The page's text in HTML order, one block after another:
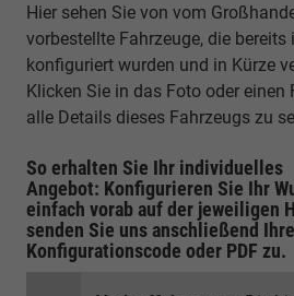
Hier sehen Sie von vom
vorbestellte Fahrzeuge, die
konfiguriert wurden und in Kürze
Klicken Sie in das Foto oder einen
alle Details dieses Fahrzeugs zu
So erhalten Sie Ihr individuelles
Angebot: Konfigurieren Sie Ihr
einfach vorab auf der jeweiligen
senden Sie uns anschließend
Konfigurationscode oder PDF zu.